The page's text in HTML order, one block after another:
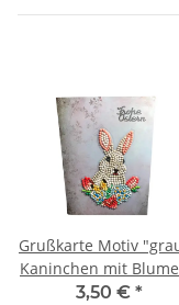
Grußkarte Motiv
Kaninchen mit
Schriftzug "Frohe
3,50 € *